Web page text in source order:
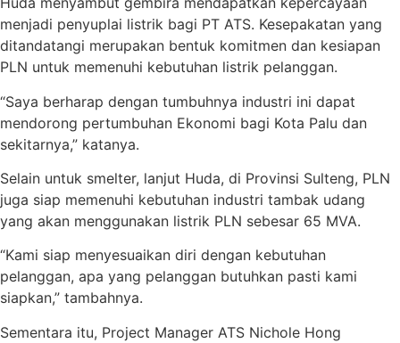
menjadi penyuplai listrik bagi PT ATS. Kesepakatan yang
ditandatangi merupakan bentuk komitmen dan kesiapan
PLN untuk memenuhi kebutuhan listrik pelanggan.
“Saya berharap dengan tumbuhnya industri ini dapat
mendorong pertumbuhan Ekonomi bagi Kota Palu dan
sekitarnya,” katanya.
Selain untuk smelter, lanjut Huda, di Provinsi Sulteng, PLN
juga siap memenuhi kebutuhan industri tambak udang
yang akan menggunakan listrik PLN sebesar 65 MVA.
“Kami siap menyesuaikan diri dengan kebutuhan
pelanggan, apa yang pelanggan butuhkan pasti kami
siapkan,” tambahnya.
Sementara itu, Project Manager ATS Nichole Hong